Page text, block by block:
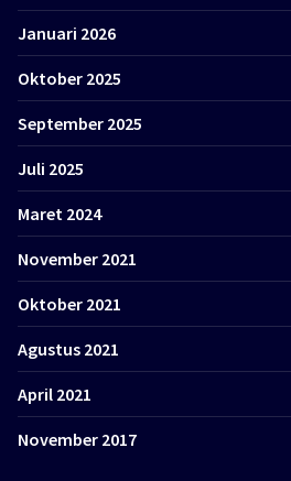
Januari 2026
Oktober 2025
September 2025
Juli 2025
Maret 2024
November 2021
Oktober 2021
Agustus 2021
April 2021
November 2017